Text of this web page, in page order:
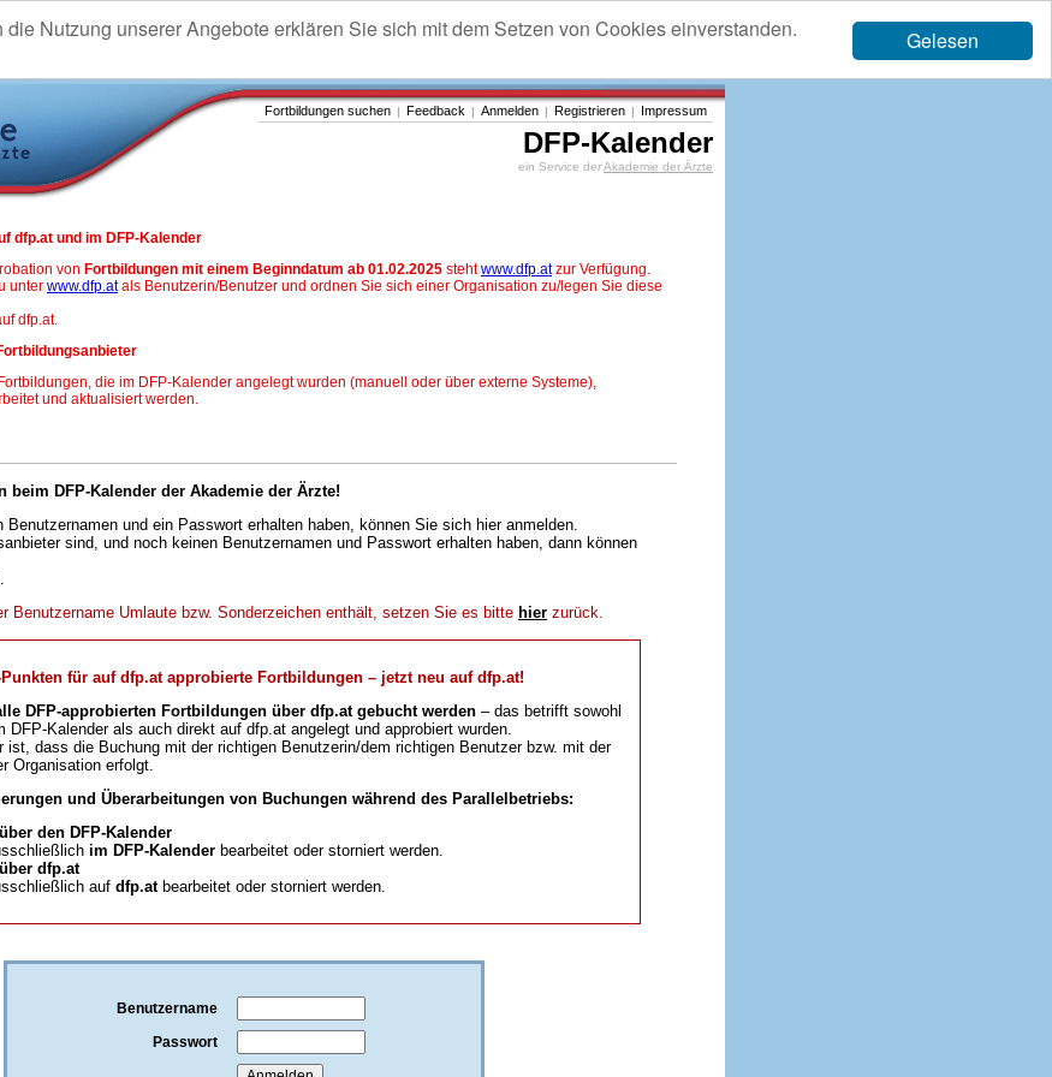
Gelesen
Nutzung unserer Angebote erklären Sie sich mit dem Setzen von Cookies einverstanden.
Fortbildungen suchen | Feedback | Anmelden | Registrieren | Impressum
DFP-Kalender
ein Service derAkademie der Ärzte
dfp.at und im DFP-Kalender
von Fortbildungen mit einem Beginndatum ab 01.02.2025 stehtwww.dfp.atzur Verfügung.
unter www.dfp.atals Benutzerin/Benutzer und ordnen Sie sich einer Organisation zu/legen Sie diese
dfp.at.
die im DFP-Kalender angelegt wurden (manuell oder über externe Systeme),
und aktualisiert werden.
beim DFP-Kalender der Akademie der Ärzte!
Benutzernamen und ein Passwort erhalten haben, können Sie sich hier anmelden.
sind, und noch keinen Benutzernamen und Passwort erhalten haben, dann können
.
Benutzername Umlaute bzw. Sonderzeichen enthält, setzen Sie es bitte hier zurück.
für auf dfp.at approbierte Fortbildungen – jetzt neu auf dfp.at!
DFP-approbierten Fortbildungen über dfp.at gebucht werden – das betrifft sowohl
DFP-Kalender als auch direkt auf dfp.at angelegt und approbiert wurden.
ist, dass die Buchung mit der richtigen Benutzerin/dem richtigen Benutzer bzw. mit der
Organisation erfolgt.
und Überarbeitungen von Buchungen während des Parallelbetriebs:
den DFP-Kalender
im DFP-Kalender bearbeitet oder storniert werden.
dfp.at
auf dfp.atbearbeitet oder storniert werden.
Benutzername
Passwort